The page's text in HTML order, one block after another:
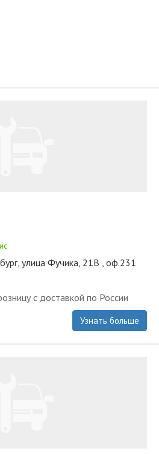
улица Фучика, 21В , оф.231
с доставкой по России
Узнать больше